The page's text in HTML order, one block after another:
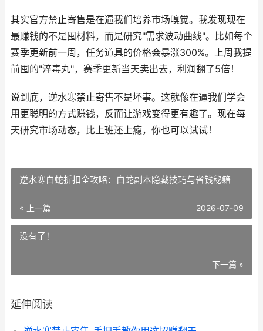
其实官方禁止寄售是在逼我们培养市场嗅觉。我发现现在
最赚钱的不是囤材料，而是研究"需求波动曲线"。比如每个
赛季更新前一周，任务道具的价格会暴涨300%。上周我提
前囤的"淬毒丸"，赛季更新当天卖出去，利润翻了5倍！
说到底，逆水寒禁止寄售不是坏事。这就像在逼我们学会
用更聪明的方式赚钱，反而让游戏变得更有趣了。现在每
天研究市场动态，比上班还上瘾，你也可以试试！
逆水寒白蛇折扣全攻略：白蛇副本隐藏技巧与省钱秘籍
« 上一篇 2026-07-09
没有了！
下一篇 »
延伸阅读